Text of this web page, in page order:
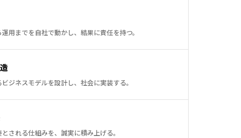
用までを自社で動かし、結果に責任を持つ。
ジネスモデルを設計し、社会に実装する。
される仕組みを、誠実に積み上げる。